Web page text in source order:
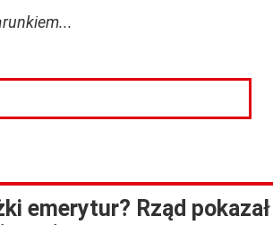
emerytur? Rząd pokazał